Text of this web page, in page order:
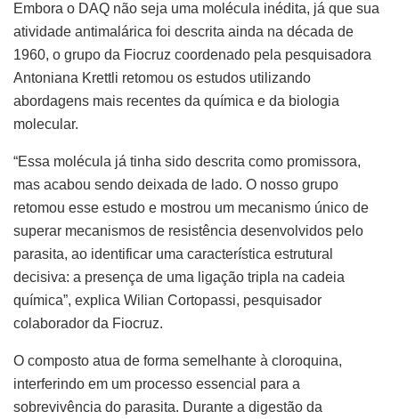
Embora o DAQ não seja uma molécula inédita, já que sua
atividade antimalárica foi descrita ainda na década de
1960, o grupo da Fiocruz coordenado pela pesquisadora
Antoniana Krettli retomou os estudos utilizando
abordagens mais recentes da química e da biologia
molecular.
“Essa molécula já tinha sido descrita como promissora,
mas acabou sendo deixada de lado. O nosso grupo
retomou esse estudo e mostrou um mecanismo único de
superar mecanismos de resistência desenvolvidos pelo
parasita, ao identificar uma característica estrutural
decisiva: a presença de uma ligação tripla na cadeia
química”, explica Wilian Cortopassi, pesquisador
colaborador da Fiocruz.
O composto atua de forma semelhante à cloroquina,
interferindo em um processo essencial para a
sobrevivência do parasita. Durante a digestão da